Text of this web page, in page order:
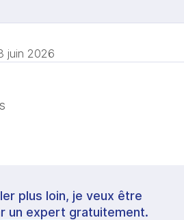
juin 2026
plus loin, je veux être
un expert gratuitement.